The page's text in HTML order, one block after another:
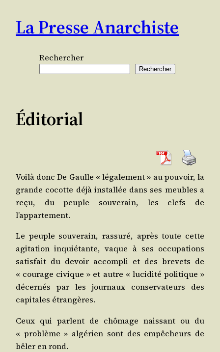
contenu
La Presse Anarchiste
Rechercher
Rechercher
Éditorial
Voi­là donc De Gaulle « léga­le­ment » au pou­voir, la
grande cocotte déjà ins­tal­lée dans ses meubles a
reçu, du peuple sou­ve­rain, les clefs de
l’appartement.
Le peuple sou­ve­rain, ras­su­ré, après toute cette
agi­ta­tion inquié­tante, vaque à ses occu­pa­tions
satis­fait du devoir accom­pli et des bre­vets de
« cou­rage civique » et autre « luci­di­té poli­tique »
décer­nés par les jour­naux conser­va­teurs des
capi­tales étrangères.
Ceux qui parlent de chô­mage nais­sant ou du
« pro­blème » algé­rien sont des empê­cheurs de
bêler en rond.